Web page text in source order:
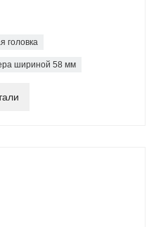
головка
шириной 58 мм